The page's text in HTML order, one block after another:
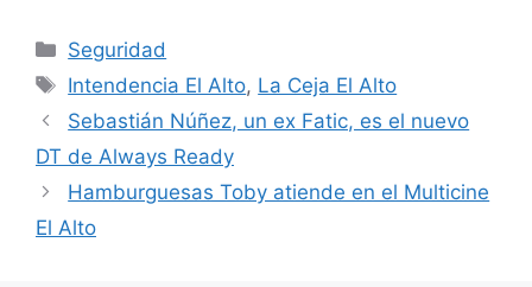
c
e
b
o
o
k
at
s
A
p
p
er gr
a
m
e
st
l
p
ar
Categorías
Seguridad
Etiquetas
Intendencia El Alto, La Ceja El Alto
Sebastián Núñez, un ex Fatic, es el nuevo
DT de Always Ready
Hamburguesas Toby atiende en el Multicine
El Alto